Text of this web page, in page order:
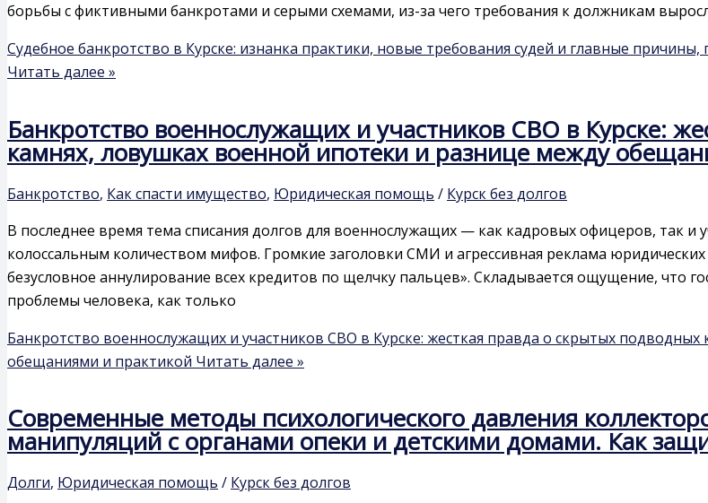
борьбы с фиктивными банкротами и серыми схемами, из-за чего требования к должникам
Судебное банкротство в Курске: изнанка практики, новые требования судей и главные
Читать далее »
Банкротство военнослужащих и участников СВО в Курске:
камнях, ловушках военной ипотеки и разнице между
Банкротство, Как спасти имущество, Юридическая помощь / Курск без долгов
В последнее время тема списания долгов для военнослужащих — как кадровых офицеров, так
колоссальным количеством мифов. Громкие заголовки СМИ и агрессивная реклама
безусловное аннулирование всех кредитов по щелчку пальцев». Складывается ощущение, что
проблемы человека, как только
Банкротство военнослужащих и участников СВО в Курске: жесткая правда о скрытых
обещаниями и практикой Читать далее »
Современные методы психологического давления
манипуляций с органами опеки и детскими домами. Как
Долги, Юридическая помощь / Курск без долгов